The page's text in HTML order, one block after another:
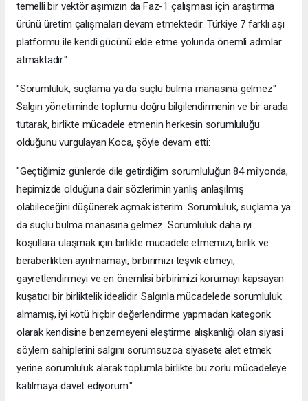
temelli bir vektör aşımızın da Faz-1 çalışması için araştırma
ürünü üretim çalışmaları devam etmektedir. Türkiye 7 farklı aşı
platformu ile kendi gücünü elde etme yolunda önemli adımlar
atmaktadır."
"Sorumluluk, suçlama ya da suçlu bulma manasına gelmez"
Salgın yönetiminde toplumu doğru bilgilendirmenin ve bir arada
tutarak, birlikte mücadele etmenin herkesin sorumluluğu
olduğunu vurgulayan Koca, şöyle devam etti:
"Geçtiğimiz günlerde dile getirdiğim sorumluluğun 84 milyonda,
hepimizde olduğuna dair sözlerimin yanlış anlaşılmış
olabileceğini düşünerek açmak isterim. Sorumluluk, suçlama ya
da suçlu bulma manasına gelmez. Sorumluluk daha iyi
koşullara ulaşmak için birlikte mücadele etmemizi, birlik ve
beraberlikten ayrılmamayı, birbirimizi teşvik etmeyi,
gayretlendirmeyi ve en önemlisi birbirimizi korumayı kapsayan
kuşatıcı bir birliktelik idealidir. Salgınla mücadelede sorumluluk
almamış, iyi kötü hiçbir değerlendirme yapmadan kategorik
olarak kendisine benzemeyeni eleştirme alışkanlığı olan siyasi
söylem sahiplerini salgını sorumsuzca siyasete alet etmek
yerine sorumluluk alarak toplumla birlikte bu zorlu mücadeleye
katılmaya davet ediyorum."